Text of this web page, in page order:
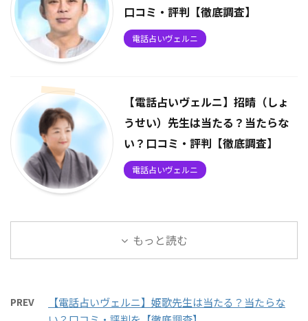
口コミ・評判【徹底調査】
電話占いヴェルニ
【電話占いヴェルニ】招晴（しょ
うせい）先生は当たる？当たらな
い？口コミ・評判【徹底調査】
電話占いヴェルニ
もっと読む
PREV
【電話占いヴェルニ】姫歌先生は当たる？当たらな